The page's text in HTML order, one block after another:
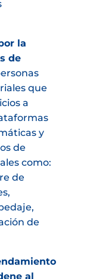
la
de
que
a
y
de
como:
de
de
al